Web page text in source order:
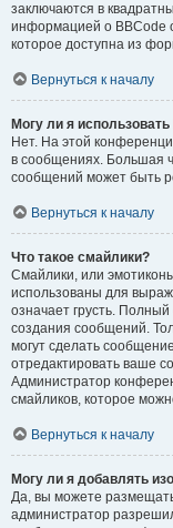
заключаются в
информацией о BBCode
которое доступна из
Вернуться к началу
Могу ли я использовать
Нет. На этой
в сообщениях. Большая
сообщений может быть
Вернуться к началу
Что такое смайлики?
Смайлики, или
использованы для
означает грусть.
создания сообщений.
могут сделать
отредактировать ваше
Администратор
смайликов, которое
Вернуться к началу
Могу ли я добавлять
Да, вы можете
администратор